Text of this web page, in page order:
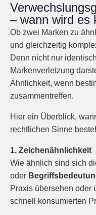
– wann wird es
Ob zwei Marken zu
und gleichzeitig
Denn nicht nur
Markenverletzung
Ähnlichkeit, wenn
zusammentreffen.
Hier ein Überblick,
rechtlichen Sinne
1. Zeichenähnlichkeit
Wie ähnlich sind sich
oder
Praxis übersehen oder
schnell konsumierten